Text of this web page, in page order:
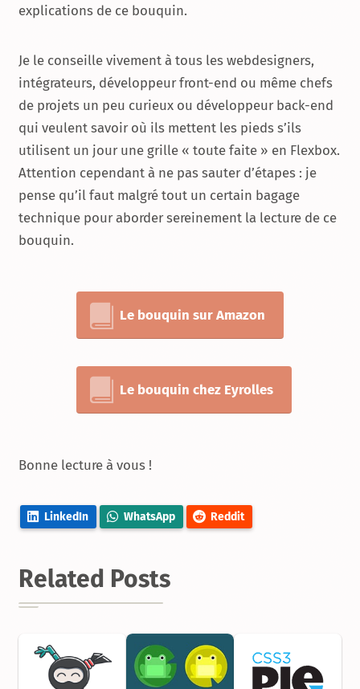
explications de ce bouquin.
Je le conseille vivement à tous les webdesigners,
intégrateurs, développeur front-end ou même chefs
de projets un peu curieux ou développeur back-end
qui veulent savoir où ils mettent les pieds s’ils
utilisent un jour une grille « toute faite » en Flexbox.
Attention cependant à ne pas sauter d’étapes : je
pense qu’il faut malgré tout un certain bagage
technique pour aborder sereinement la lecture de ce
bouquin.
Le bouquin sur Amazon
Le bouquin chez Eyrolles
Bonne lecture à vous !
LinkedIn WhatsApp Reddit
Related Posts